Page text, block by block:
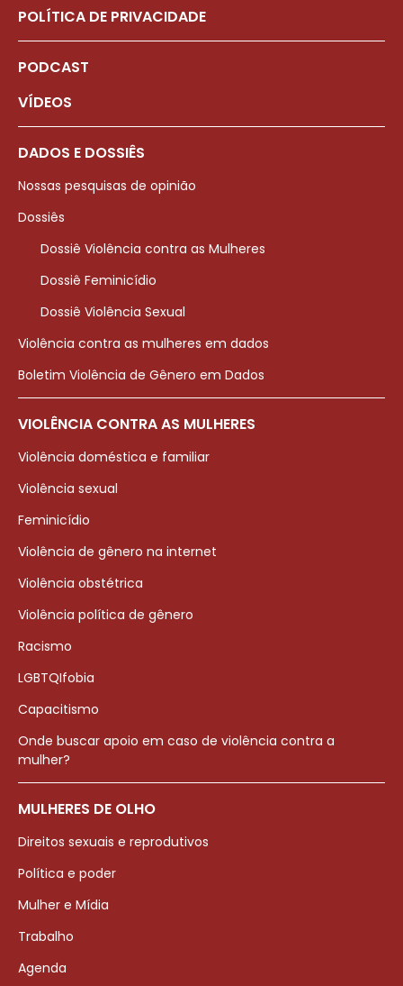
POLÍTICA DE PRIVACIDADE
PODCAST
VÍDEOS
DADOS E DOSSIÊS
Nossas pesquisas de opinião
Dossiês
Dossiê Violência contra as Mulheres
Dossiê Feminicídio
Dossiê Violência Sexual
Violência contra as mulheres em dados
Boletim Violência de Gênero em Dados
VIOLÊNCIA CONTRA AS MULHERES
Violência doméstica e familiar
Violência sexual
Feminicídio
Violência de gênero na internet
Violência obstétrica
Violência política de gênero
Racismo
LGBTQIfobia
Capacitismo
Onde buscar apoio em caso de violência contra a
mulher?
MULHERES DE OLHO
Direitos sexuais e reprodutivos
Política e poder
Mulher e Mídia
Trabalho
Agenda